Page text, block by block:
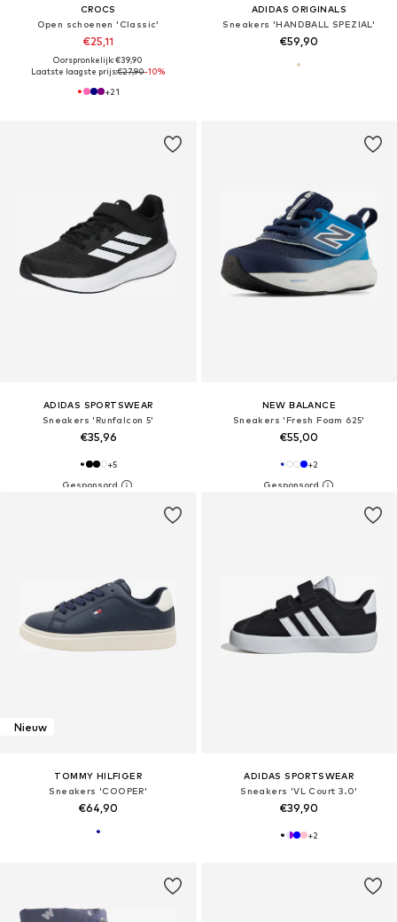
CROCS
Open schoenen 'Classic'
€25,11
Oorspronkelijk: €39,90
Laatste laagste prijs:€27,90-10%
+21
ADIDAS ORIGINALS
Sneakers 'HANDBALL SPEZIAL'
€59,90
ADIDAS SPORTSWEAR
Sneakers 'Runfalcon 5'
€35,96
+5
NEW BALANCE
Sneakers 'Fresh Foam 625'
€55,00
+2
Nieuw
TOMMY HILFIGER
Sneakers 'COOPER'
€64,90
ADIDAS SPORTSWEAR
Sneakers 'VL Court 3.0'
€39,90
+2